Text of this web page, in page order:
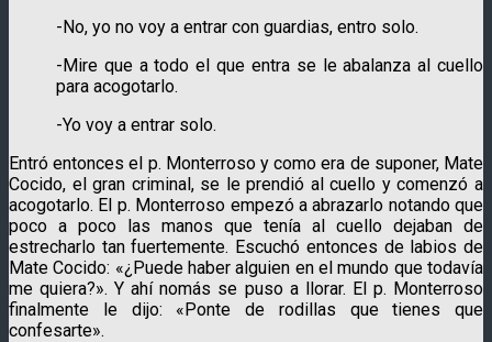
-No, yo no voy a entrar con guardias, entro solo.
-Mire que a todo el que entra se le abalanza al cuello
para acogotarlo.
-Yo voy a entrar solo.
Entró entonces el p. Monterroso y como era de suponer, Mate
Cocido, el gran criminal, se le prendió al cuello y comenzó a
acogotarlo. El p. Monterroso empezó a abrazarlo notando que
poco a poco las manos que tenía al cuello dejaban de
estrecharlo tan fuertemente. Escuchó entonces de labios de
Mate Cocido: «¿Puede haber alguien en el mundo que todavía
me quiera?». Y ahí nomás se puso a llorar. El p. Monterroso
finalmente le dijo: «Ponte de rodillas que tienes que
confesarte».